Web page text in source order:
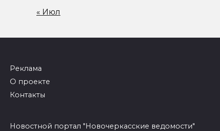
« Июл
Реклама
О проекте
Контакты
Новостной портал "Новочеркасские ведомости"